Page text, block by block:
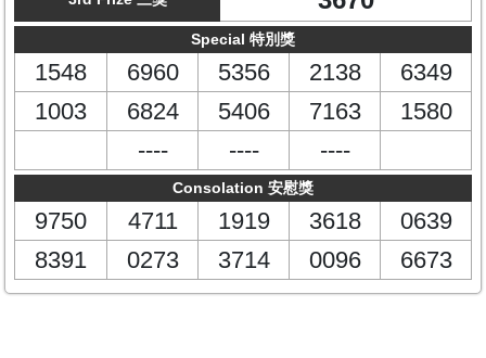
Special 特別獎
1548 6960 5356 2138
6349
1003
6824 5406 7163
1580
----
---- ----
Consolation 安慰獎
9750 4711 1919 3618
0639
8391
0273 3714 0096 6673